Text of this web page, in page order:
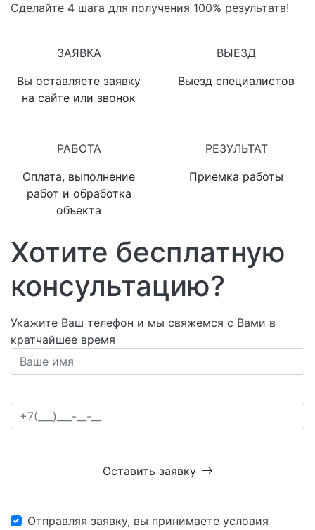
Сделайте 4 шага для получения 100% результата!
ЗАЯВКА
Вы оставляете заявку
на сайте или звонок
ВЫЕЗД
Выезд специалистов
РАБОТА
Оплата, выполнение
работ и обработка
объекта
РЕЗУЛЬТАТ
Приемка работы
Хотите бесплатную
консультацию?
Укажите Ваш телефон и мы свяжемся с Вами в
кратчайшее время
Оставить заявку
Отправляя заявку, вы принимаете условия